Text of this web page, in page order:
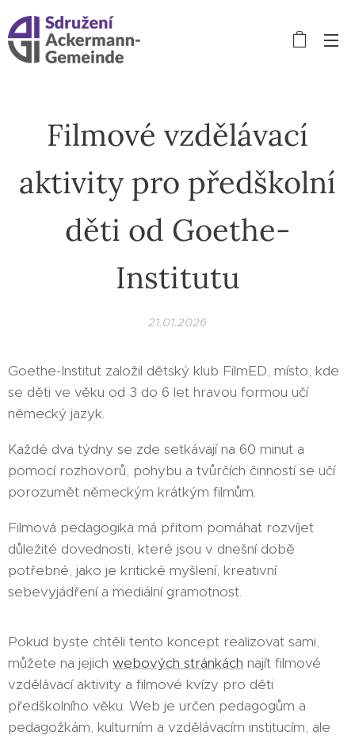
Filmové vzdělávací
aktivity pro předškolní
děti od Goethe-
Institutu
21.01.2026
Goethe-Institut založil dětský klub FilmED, místo, kde
se děti ve věku od 3 do 6 let hravou formou učí
německý jazyk.
Každé dva týdny se zde setkávají na 60 minut a
pomocí rozhovorů, pohybu a tvůrčích činností se učí
porozumět německým krátkým filmům.
Filmová pedagogika má přitom pomáhat rozvíjet
důležité dovednosti, které jsou v dnešní době
potřebné, jako je kritické myšlení, kreativní
sebevyjádření a mediální gramotnost.
Pokud byste chtěli tento koncept realizovat sami,
můžete na jejich webových stránkách najít filmové
vzdělávací aktivity a filmové kvízy pro děti
předškolního věku. Web je určen pedagogům a
pedagožkám, kulturním a vzdělávacím institucím, ale